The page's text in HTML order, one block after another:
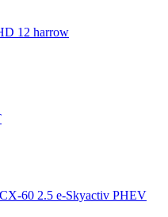
12 harrow
60 2.5 e-Skyactiv PHEV